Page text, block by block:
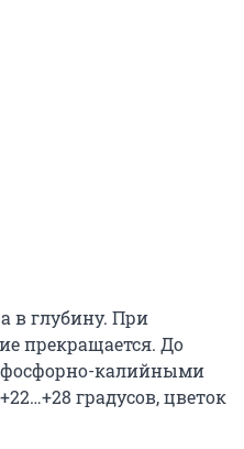
в глубину. При
прекращается. До
фосфорно-калийными
градусов, цветок